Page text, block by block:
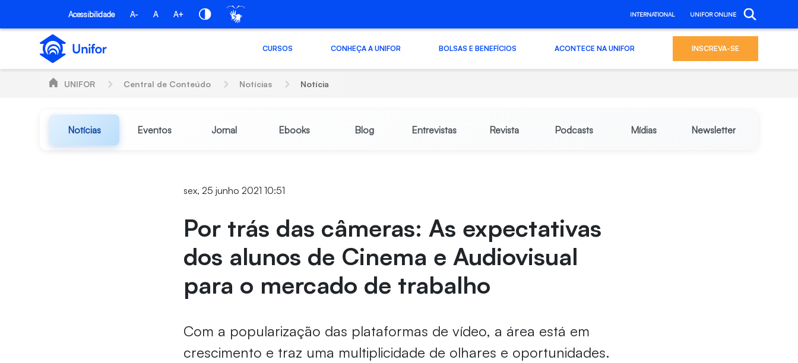
Pular para o Conteúdo principal
Acessibilidade A- A A+ INTERNATIONAL UNIFOR ONLINE
CURSOS CONHEÇA A UNIFOR BOLSAS E BENEFÍCIOS ACONTECE NA UNIFOR INSCREVA-SE
UNIFOR Central de Conteúdo Notícias Notícia
Notícias Eventos Jornal Ebooks Blog Entrevistas Revista Podcasts Mídias Newsletter
sex, 25 junho 2021 10:51
Por trás das câmeras: As expectativas
dos alunos de Cinema e Audiovisual
para o mercado de trabalho
Com a popularização das plataformas de vídeo, a área está em
crescimento e traz uma multiplicidade de olhares e oportunidades.